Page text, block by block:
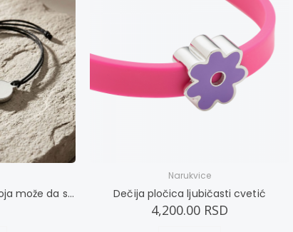
Narukvica sa pločicom koja može da se gravira S-XL
Narukvice
Dečija pločica ljubičasti cvetić
4,200.00 RSD